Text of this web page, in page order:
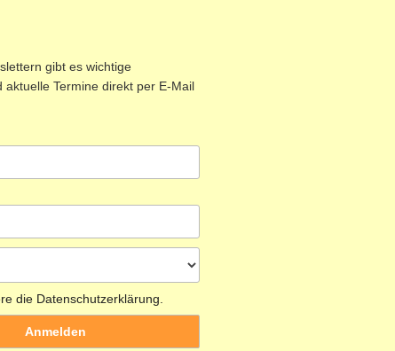
gibt es wichtige
aktuelle Termine direkt per E-Mail
die Datenschutzerklärung.